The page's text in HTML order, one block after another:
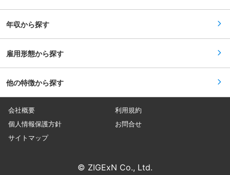
年収から探す
雇用形態から探す
他の特徴から探す
会社概要
利用規約
個人情報保護方針
お問合せ
サイトマップ
© ZIGExN Co., Ltd.